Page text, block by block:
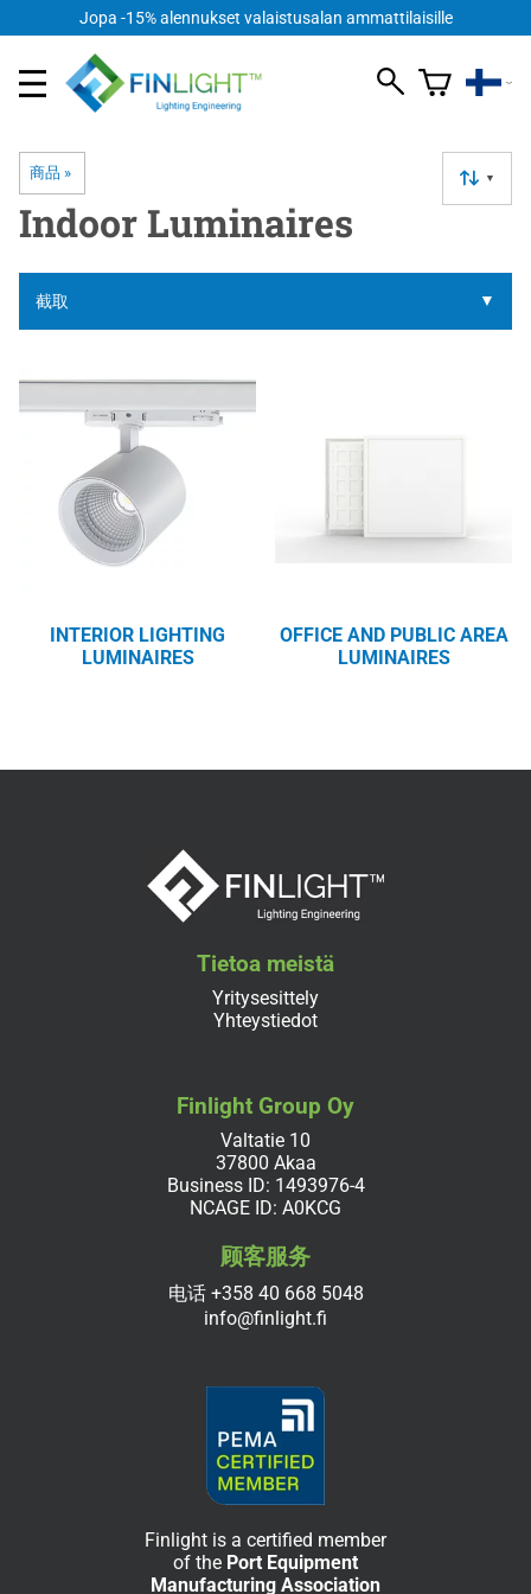
Jopa -15% alennukset valaistusalan ammattilaisille
商品 ‪» ▼
Indoor Luminaires
截取 ▼
INTERIOR LIGHTING
LUMINAIRES
OFFICE AND PUBLIC AREA
LUMINAIRES
Tietoa meistä
Yritysesittely
Yhteystiedot
Finlight Group Oy
Valtatie 10
37800 Akaa
Business ID: 1493976-4
NCAGE ID: A0KCG
顾客服务
电话 +358 40 668 5048
info@finlight.fi
Finlight is a certified member
of the Port Equipment
Manufacturing Association